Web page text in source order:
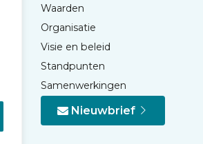
Waarden
Organisatie
Visie en beleid
Standpunten
Samenwerkingen
Nieuwbrief